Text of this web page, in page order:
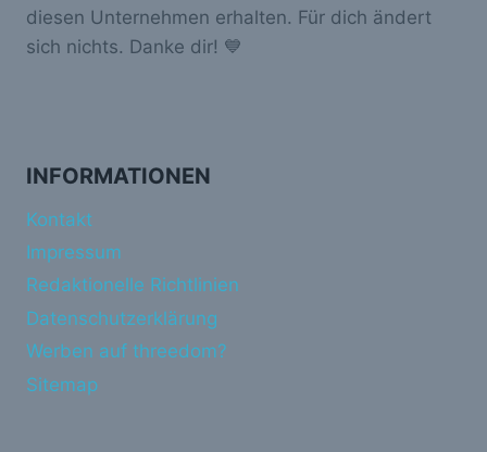
diesen Unternehmen erhalten. Für dich ändert
sich nichts. Danke dir! 💙
INFORMATIONEN
Kontakt
Impressum
Redaktionelle Richtlinien
Datenschutzerklärung
Werben auf threedom?
Sitemap